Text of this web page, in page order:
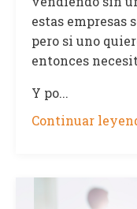
estas empresas
pero si uno
entonces
Y po...
Continuar